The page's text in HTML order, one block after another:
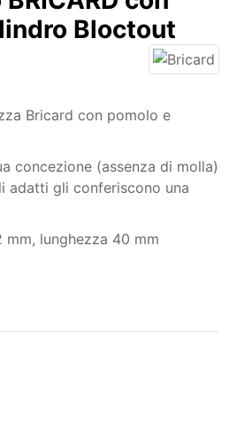
Bloctout
Bricard con pomolo e
concezione (assenza di molla)
adatti gli conferiscono una
lunghezza 40 mm